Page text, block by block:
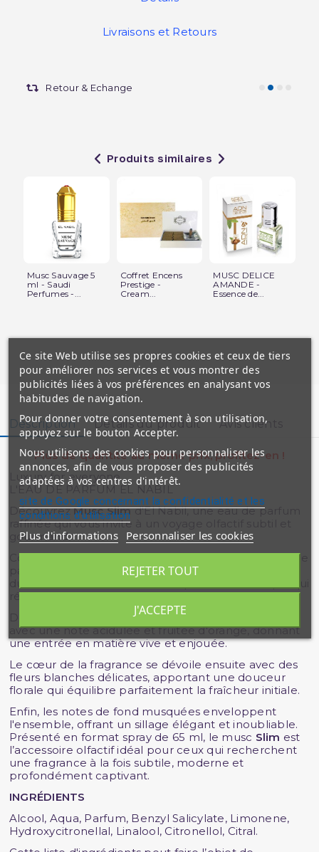
Livraisons et Retours
Retour & Echange
Produits similaires
Musc Sauvage 5
ml - Saudi
Perfumes -...
Coffret Encens
Prestige -
Cream...
MUSC DELICE
AMANDE -
Essence de...
Description Détails du produit Avis clients
Plus de quantité au même prix, profitez-en !
Luxury for everyone
L'EAU DE PARFUM EL NABIL
DécouvrezMusc Slimd'El Nabil, une eau de parfum
raffinée qui vous invite à un voyage olfactif subtil et
gourmand.
Conçu pour être porté aussi bien par les femmes que
par les hommes, ce parfum mixte capture l'essence
révèle toute la richesse des senteurs orientales.
Dès la première vaporisation, le musc
avec une note acidulée et fruitée d'orange, donnant
une entrée en matière vive et enjouée.
Le cœur de la fragrance se dévoile ensuite avec des
fleurs blanches délicates, apportant une douceur
florale qui équilibre parfaitement la fraîcheur initiale.
Enfin, les notes de fond musquées enveloppent
l'ensemble, offrant un sillage élégant et inoubliable.
Présenté en format spray de 65 ml, le musc Slim est
l’accessoire olfactif idéal pour ceux qui recherchent
une fragrance à la fois subtile, moderne et
profondément captivant.
INGRÉDIENTS
Alcool, Aqua, Parfum, Benzyl Salicylate, Limonene,
Hydroxycitronellal, Linalool, Citronellol, Citral.
Ce site Web utilise ses propres cookies et ceux de tiers
pour améliorer nos services et vous montrer des
publicités liées à vos préférences en analysant vos
habitudes de navigation.
Pour donner votre consentement à son utilisation,
appuyez sur le bouton Accepter.
Nous utilisons des cookies pour personnaliser les
annonces, afin de vous proposer des publicités
adaptées à vos centres d'intérêt.
site de Google concernant la confidentialité et les
conditions d'utilisation
Plus d'informations Personnaliser les cookies
REJETER TOUT
J'ACCEPTE